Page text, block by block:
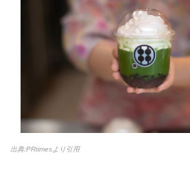
出典:PRtimesより引用